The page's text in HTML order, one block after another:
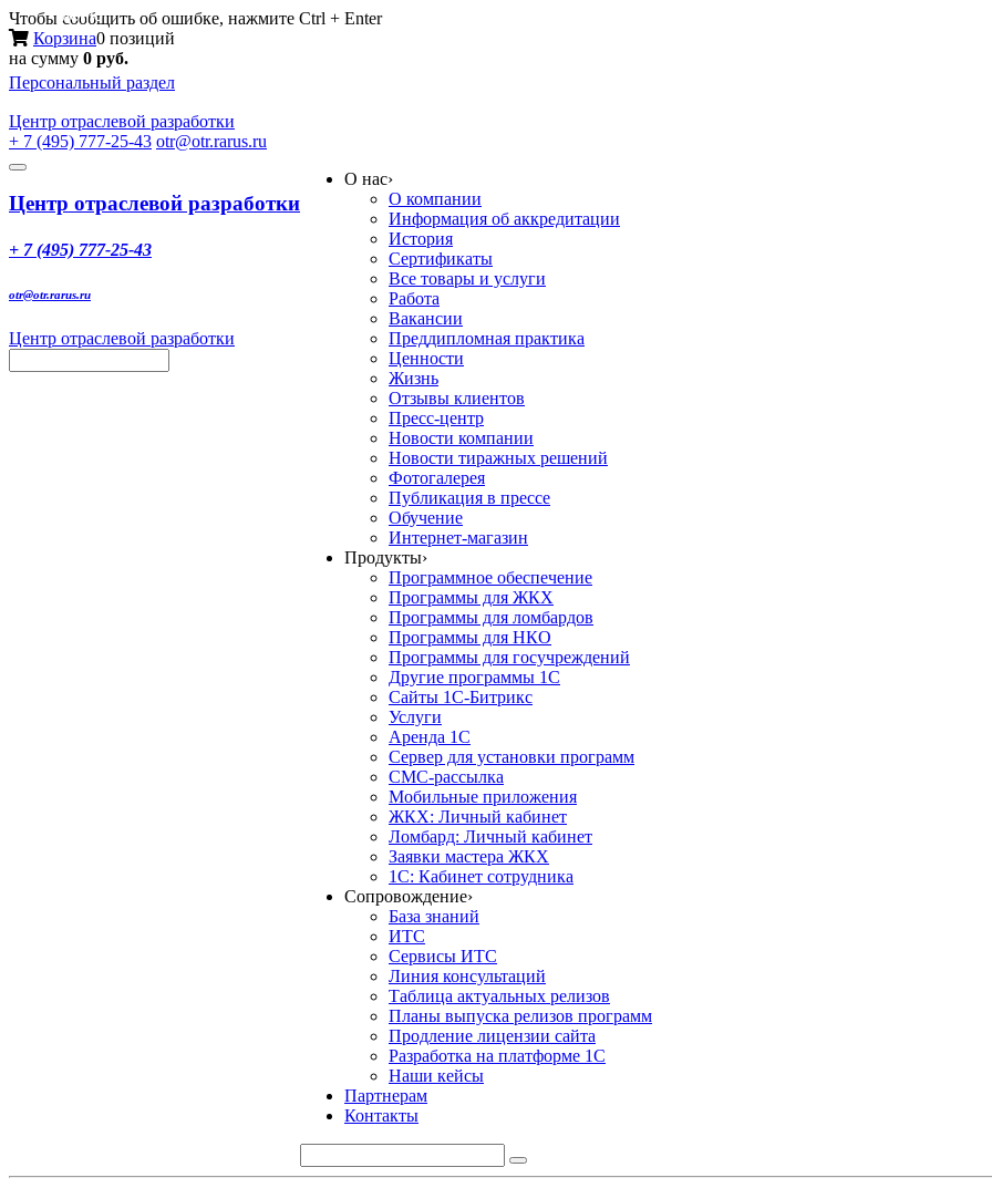
Чтобы сообщить об ошибке, нажмите Ctrl + Enter
Корзина0 позиций
на сумму 0 руб.
Персональный раздел
Центр отраслевой разработки
+ 7 (495) 777-25-43 otr@otr.rarus.ru
Toggle
Меню
Центр отраслевой разработки
+ 7 (495) 777-25-43
otr@otr.rarus.ru
Центр отраслевой разработки
О нас›
О компании
Информация об аккредитации
История
Сертификаты
Все товары и услуги
Работа
Вакансии
Преддипломная практика
Ценности
Жизнь
Отзывы клиентов
Пресс-центр
Новости компании
Новости тиражных решений
Фотогалерея
Публикация в прессе
Обучение
Интернет-магазин
Продукты›
Программное обеспечение
Программы для ЖКХ
Программы для ломбардов
Программы для НКО
Программы для госучреждений
Другие программы 1С
Сайты 1С-Битрикс
Услуги
Аренда 1С
Сервер для установки программ
СМС-рассылка
Мобильные приложения
ЖКХ: Личный кабинет
Ломбард: Личный кабинет
Заявки мастера ЖКХ
1С: Кабинет сотрудника
Сопровождение›
База знаний
ИТС
Сервисы ИТС
Линия консультаций
Таблица актуальных релизов
Планы выпуска релизов программ
Продление лицензии сайта
Разработка на платформе 1С
Наши кейсы
Партнерам
Контакты